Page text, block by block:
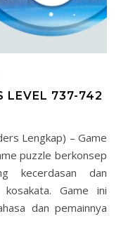
LEVEL 737-742
puzzle berkonsep
kecerdasan dan
Game ini
dan pemainnya